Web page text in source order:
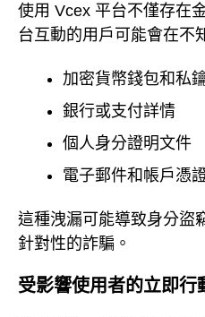
使用 Vcex 平台不僅存在
台互動的用戶可能會在不
加密貨幣錢包和私
銀行或支付詳情
個人身分證明文件
電子郵件和帳戶憑
這種洩漏可能導致身分盜
針對性的詐騙。
受影響使用者的立即行